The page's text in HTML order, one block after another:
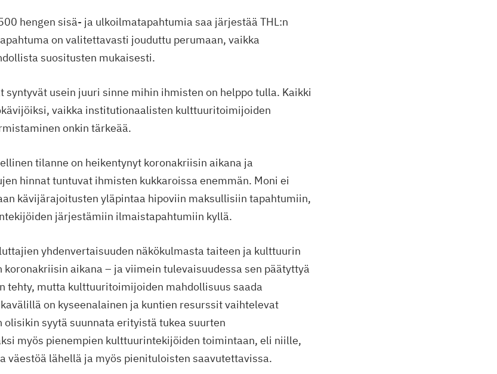
hengen sisä- ja ulkoilmatapahtumia saa järjestää THL:n
on valitettavasti jouduttu perumaan, vaikka
suositusten mukaisesti.
usein juuri sinne mihin ihmisten on helppo tulla. Kaikki
vaikka institutionaalisten kulttuuritoimijoiden
onkin tärkeää.
tilanne on heikentynyt koronakriisin aikana ja
hinnat tuntuvat ihmisten kukkaroissa enemmän. Moni ei
kävijärajoitusten yläpintaa hipoviin maksullisiin tapahtumiin,
järjestämiin ilmaistapahtumiin kyllä.
yhdenvertaisuuden näkökulmasta taiteen ja kulttuurin
aikana – ja viimein tulevaisuudessa sen päätyttyä
tehty, mutta kulttuuritoimijoiden mahdollisuus saada
on kyseenalainen ja kuntien resurssit vaihtelevat
syytä suunnata erityistä tukea suurten
myös pienempien kulttuurintekijöiden toimintaan, eli niille,
väestöä lähellä ja myös pienituloisten saavutettavissa.